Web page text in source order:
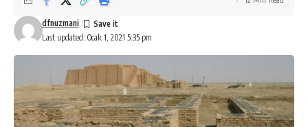
Last updated: Ocak 1, 2021 5:35 pm
dfnuzmani